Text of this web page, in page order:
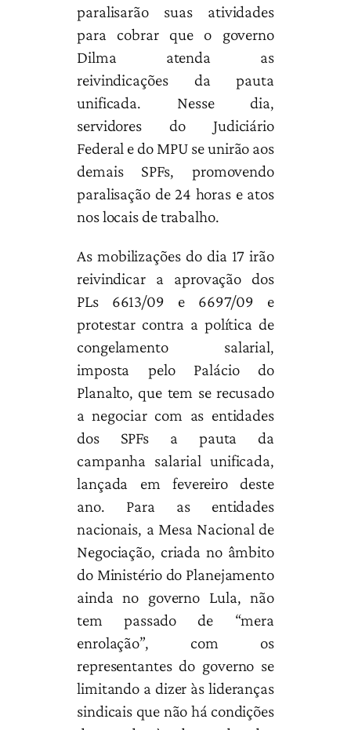
paralisarão suas atividades
para cobrar que o governo
Dilma atenda as
reivindicações da pauta
unificada. Nesse dia,
servidores do Judiciário
Federal e do MPU se unirão aos
demais SPFs, promovendo
paralisação de 24 horas e atos
nos locais de trabalho.
As mobilizações do dia 17 irão
reivindicar a aprovação dos
PLs 6613/09 e 6697/09 e
protestar contra a política de
congelamento salarial,
imposta pelo Palácio do
Planalto, que tem se recusado
a negociar com as entidades
dos SPFs a pauta da
campanha salarial unificada,
lançada em fevereiro deste
ano. Para as entidades
nacionais, a Mesa Nacional de
Negociação, criada no âmbito
do Ministério do Planejamento
ainda no governo Lula, não
tem passado de “mera
enrolação”, com os
representantes do governo se
limitando a dizer às lideranças
sindicais que não há condições